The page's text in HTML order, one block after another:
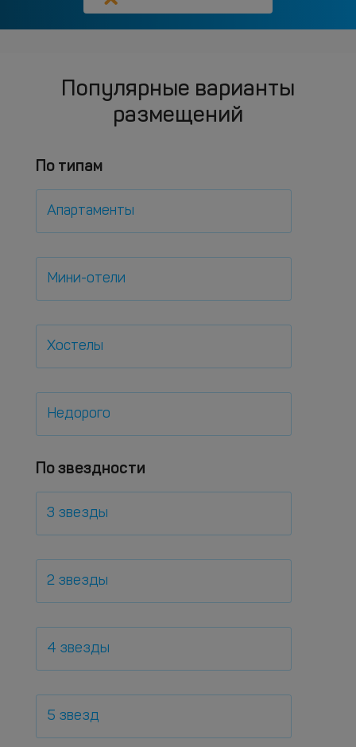
Популярные варианты
размещений
По типам
Апартаменты
Мини-отели
Хостелы
Недорого
По звездности
3 звезды
2 звезды
4 звезды
5 звезд